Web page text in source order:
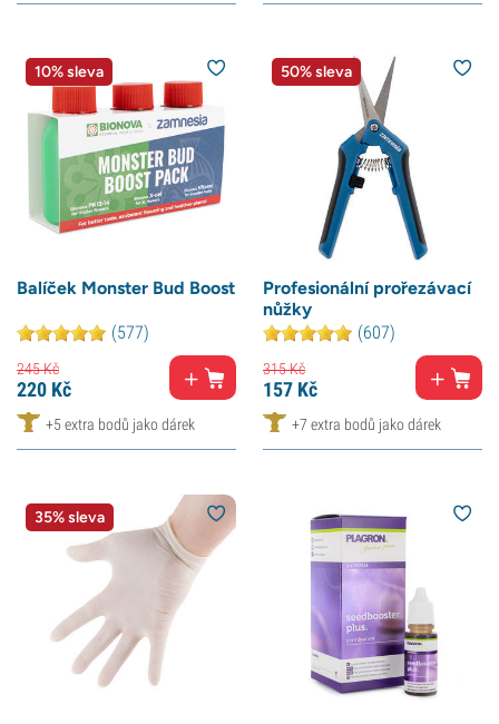
10% sleva
Balíček Monster Bud Boost
(577)
245Kč
220 Kč
+5 extra bodů jako dárek
50% sleva
Profesionální prořezávací
nůžky
(607)
315Kč
157 Kč
+7 extra bodů jako dárek
35% sleva